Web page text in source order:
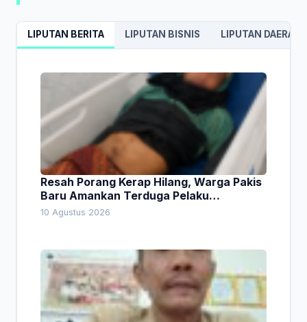
LIPUTAN BERITA LIPUTAN BISNIS LIPUTAN DAERAH
Resah Porang Kerap Hilang, Warga Pakis
Baru Amankan Terduga Pelaku
Pencurian
10 Agustus 2026